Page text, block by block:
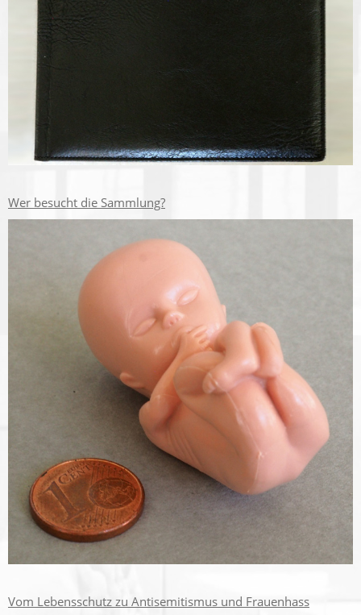
Wer besucht die Sammlung?
Vom Lebensschutz zu Antisemitismus und Frauenhass